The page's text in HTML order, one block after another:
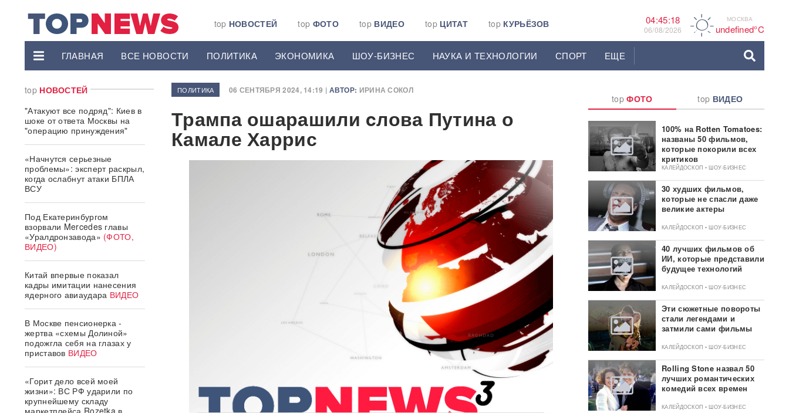
top НОВОСТЕЙ top ФОТО top ВИДЕО top ЦИТАТ top КУРЬЁЗОВ 04:45:19
06/08/2026 A МОСКВА
undefined°C
ГЛАВНАЯ ВСЕ НОВОСТИ ПОЛИТИКА ЭКОНОМИКА ШОУ-БИЗНЕС НАУКА И ТЕХНОЛОГИИ СПОРТ ЕЩЕ
top НОВОСТЕЙ
"Атакуют все подряд": Киев в
шоке от ответа Москвы на
"операцию принуждения"
«Начнутся серьезные
проблемы»: эксперт раскрыл,
когда ослабнут атаки БПЛА
ВСУ
Под Екатеринбургом
взорвали Mercedes главы
«Уралдронзавода» (ФОТО,
ВИДЕО)
Китай впервые показал
кадры имитации нанесения
ядерного авиаудара ВИДЕО
В Москве пенсионерка -
жертва «схемы Долиной»
подожгла себя на глазах у
приставов ВИДЕО
«Горит дело всей моей
жизни»: ВС РФ ударили по
крупнейшему складу
маркетплейса Rozetka в
ПОЛИТИКА 06 СЕНТЯБРЯ 2024, 14:19 | АВТОР: ИРИНА СОКОЛ
Трампа ошарашили cлова Путина о
Камале Харрис
topФОТО top ВИДЕО
100% на Rotten Tomatoes:
названы 50 фильмов,
которые покорили всех
критиков
КАЛЕЙДОСКОП • ШОУ-БИЗНЕС
30 худших фильмов,
которые не спасли даже
великие актеры
КАЛЕЙДОСКОП • ШОУ-БИЗНЕС
40 лучших фильмов об
ИИ, которые представили
будущее технологий
КАЛЕЙДОСКОП • ШОУ-БИЗНЕС
Эти сюжетные повороты
стали легендами и
затмили сами фильмы
КАЛЕЙДОСКОП • ШОУ-БИЗНЕС
Rolling Stone назвал 50
лучших романтических
комедий всех времен
КАЛЕЙДОСКОП • ШОУ-БИЗНЕС